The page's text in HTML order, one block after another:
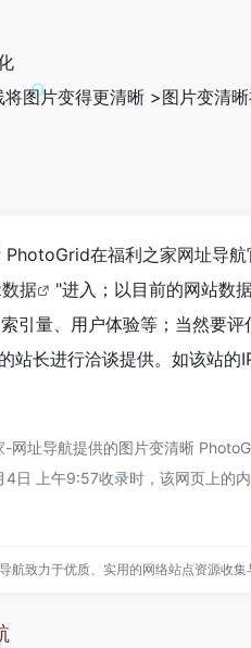
将图片变得更清晰 >图片变清
PhotoGrid在福利之家网址导航
据
"进入；以目前的网站数
引量、用户体验等；当然要
站长进行洽谈提供。如该站的
-网址导航提供的图片变清晰
日 上午9:57收录时，该网页上的
航致力于优质、实用的网络站点资源收集